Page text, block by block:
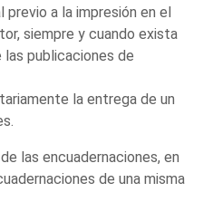
a la impresión en el
siempre y cuando exista
las publicaciones de
la entrega de un
las encuadernaciones, en
de una misma